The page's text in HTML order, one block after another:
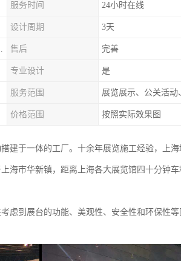
服务时间 24小时在线
设计周期 3天
、后续跟踪 售后 完善
专业设计 是
服务范围 展览展示、公关活
价格范围 按照实际效果图
建于一体的工厂。十余年展览施工经验，上
海市华新镇，距离上海各大展览馆四十分钟
虑到展台的功能、美观性、安全性和环保性